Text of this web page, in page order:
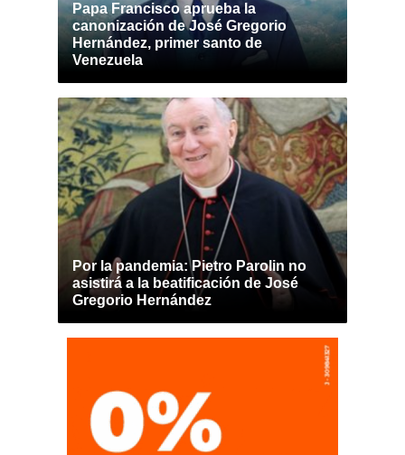
Papa Francisco aprueba la
canonización de José Gregorio
Hernández, primer santo de
Venezuela
Por la pandemia: Pietro Parolin no
asistirá a la beatificación de José
Gregorio Hernández